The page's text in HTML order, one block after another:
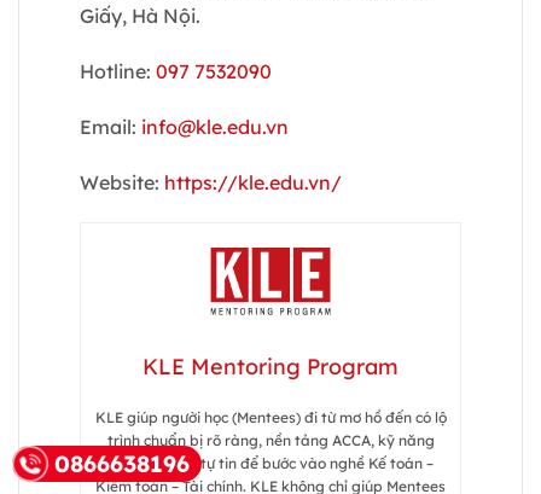
Giấy, Hà Nội.
Hotline: 097 7532090
Email: info@kle.edu.vn
Website: https://kle.edu.vn/
KLE Mentoring Program
KLE giúp người học (Mentees) đi từ mơ hồ đến có lộ
trình chuẩn bị rõ ràng, nền tảng ACCA, kỹ năng
thực tế và sự tự tin để bước vào nghề Kế toán –
Kiểm toán – Tài chính. KLE không chỉ giúp Mentees
0866638196